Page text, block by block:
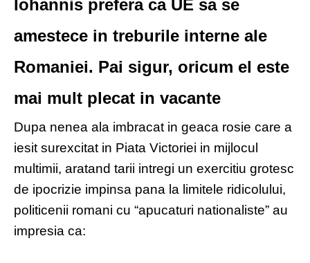
Iohannis prefera ca UE sa se
amestece in treburile interne ale
Romaniei. Pai sigur, oricum el este
mai mult plecat in vacante
Dupa nenea ala imbracat in geaca rosie care a
iesit surexcitat in Piata Victoriei in mijlocul
multimii, aratand tarii intregi un exercitiu grotesc
de ipocrizie impinsa pana la limitele ridicolului,
politicenii romani cu “apucaturi nationaliste” au
impresia ca: